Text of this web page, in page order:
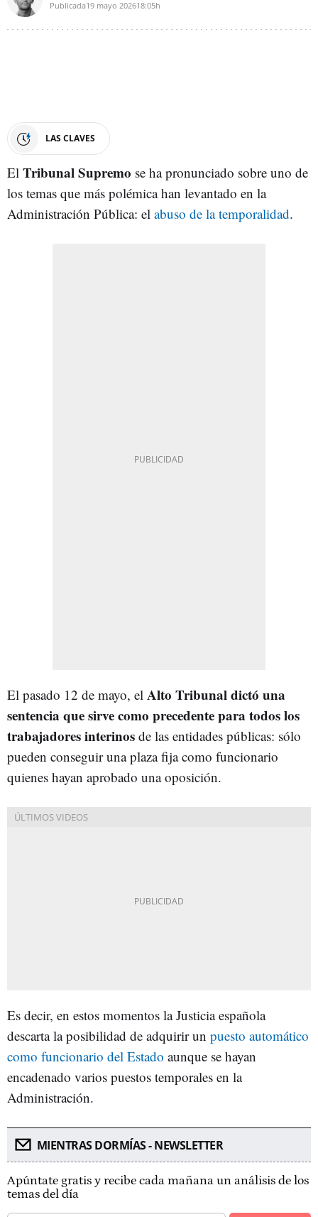
Publicada19 mayo 202618:05h
LAS CLAVES
El Tribunal Supremo se ha pronunciado sobre uno de
los temas que más polémica han levantado en la
Administración Pública: el abuso de la temporalidad.
El pasado 12 de mayo, el Alto Tribunal dictó una
sentencia que sirve como precedente para todos los
trabajadores interinos de las entidades públicas: sólo
pueden conseguir una plaza fija como funcionario
quienes hayan aprobado una oposición.
Es decir, en estos momentos la Justicia española
descarta la posibilidad de adquirir un puesto automático
como funcionario del Estado aunque se hayan
encadenado varios puestos temporales en la
Administración.
MIENTRAS DORMÍAS - NEWSLETTER
Apúntate gratis y recibe cada mañana un análisis de los
temas del día